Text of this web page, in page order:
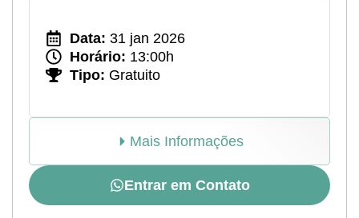
Data: 31 jan 2026
Horário: 13:00h
Tipo: Gratuito
Mais Informações
Entrar em Contato